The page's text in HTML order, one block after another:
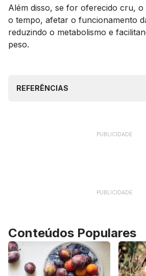
Além disso, se for oferecido cru,
o tempo, afetar o funcionamento
reduzindo o metabolismo e
peso.
REFERÊNCIAS
PUBLICIDADE
PUBLICIDADE
Conteúdos Populares